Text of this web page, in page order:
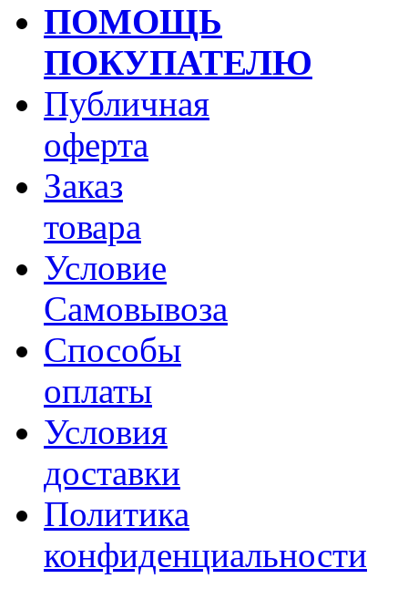
ПОМОЩЬ
ПОКУПАТЕЛЮ
Публичная
оферта
Заказ
товара
Условие
Самовывоза
Способы
оплаты
Условия
доставки
Политика
конфиденциальности